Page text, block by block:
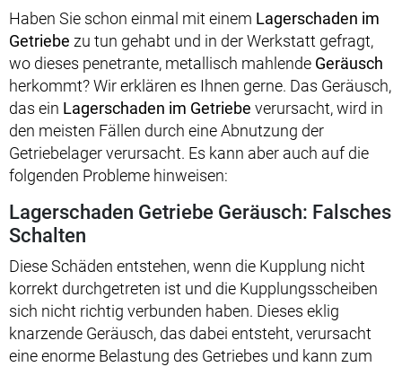
Haben Sie schon einmal mit einem Lagerschaden im
Getriebe zu tun gehabt und in der Werkstatt gefragt,
wo dieses penetrante, metallisch mahlende Geräusch
herkommt? Wir erklären es Ihnen gerne. Das Geräusch,
das ein Lagerschaden im Getriebe verursacht, wird in
den meisten Fällen durch eine Abnutzung der
Getriebelager verursacht. Es kann aber auch auf die
folgenden Probleme hinweisen:
Lagerschaden Getriebe Geräusch: Falsches
Schalten
Diese Schäden entstehen, wenn die Kupplung nicht
korrekt durchgetreten ist und die Kupplungsscheiben
sich nicht richtig verbunden haben. Dieses eklig
knarzende Geräusch, das dabei entsteht, verursacht
eine enorme Belastung des Getriebes und kann zum